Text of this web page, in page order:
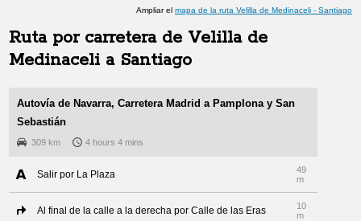
Ampliar el mapa de la ruta Velilla de Medinaceli- Santiago
Ruta por carretera de Velilla de
Medinaceli a Santiago
Autovía de Navarra, Carretera Madrid a Pamplona y San
Sebastián
309 km 4 hours 4 mins
Salir por La Plaza
49
m
Al final de la calle a la derecha por Calle de las Eras
10
m